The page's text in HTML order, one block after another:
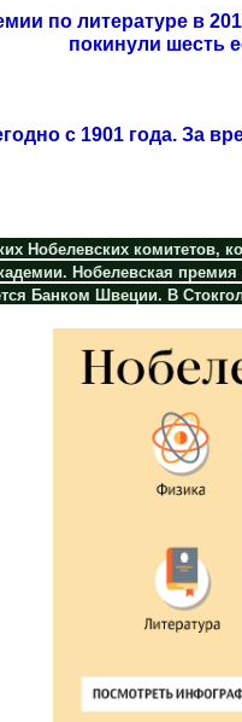
по литературе в
покинули шесть
с 1901 года. За
Нобелевских комитетов,
Нобелевская
Банком Швеции. В